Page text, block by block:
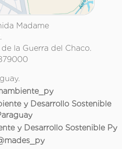
Madame
la Guerra del Chaco.
y Desarrollo Sostenible
y Desarrollo Sostenible Py